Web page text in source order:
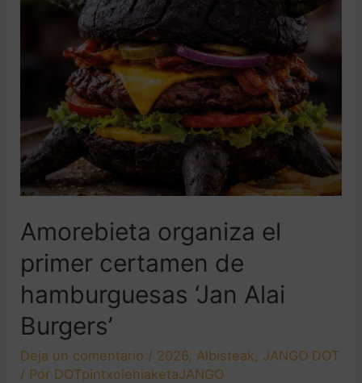
Amorebieta organiza el
primer certamen de
hamburguesas ‘Jan Alai
Burgers’
Deja un comentario / 2026, Albisteak, JANGO DOT
/ Por DOTpintxolehiaketaJANGO